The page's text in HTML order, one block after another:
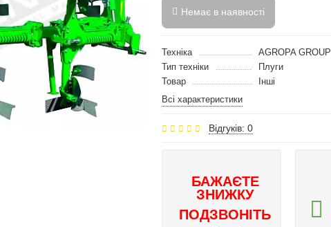
Немає в наявності
Техніка
AGROPA GROUP
Тип техніки
Плуги
Товар
Інші
Всі характеристики
Відгуків: 0
БАЖАЄТЕ
ЗНИЖКУ
ПОДЗВОНІТЬ